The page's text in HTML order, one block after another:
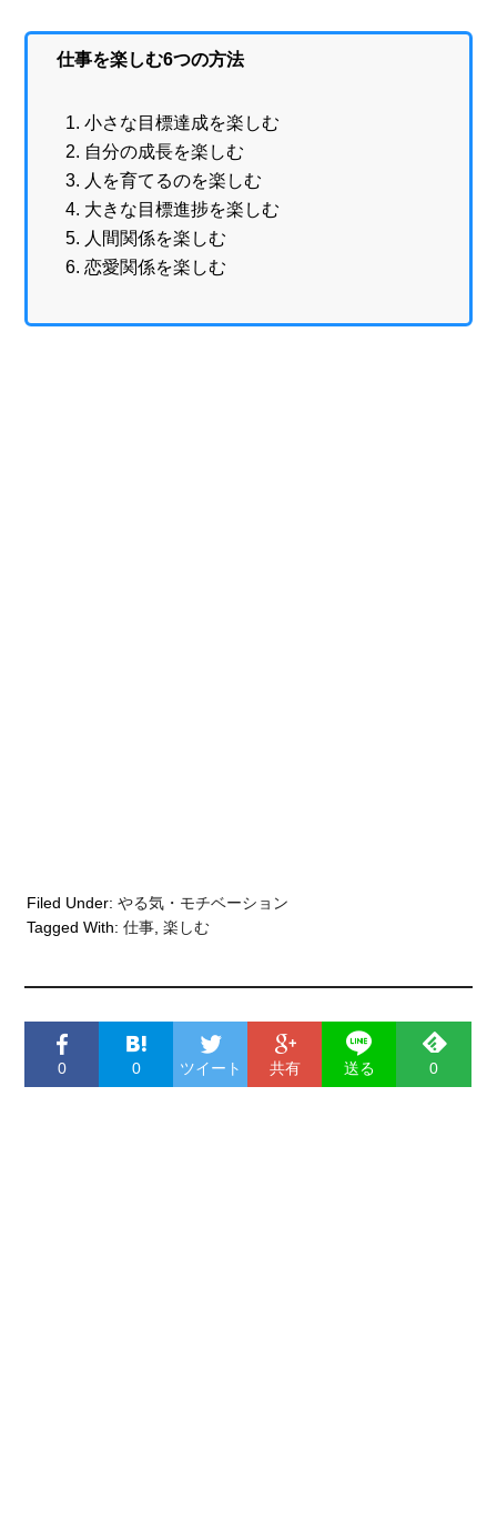
仕事を楽しむ6つの方法
小さな目標達成を楽しむ
自分の成長を楽しむ
人を育てるのを楽しむ
大きな目標進捗を楽しむ
人間関係を楽しむ
恋愛関係を楽しむ
Filed Under:やる気・モチベーション
Tagged With:仕事 ,楽しむ
0 0 ツイート 共有 送る 0